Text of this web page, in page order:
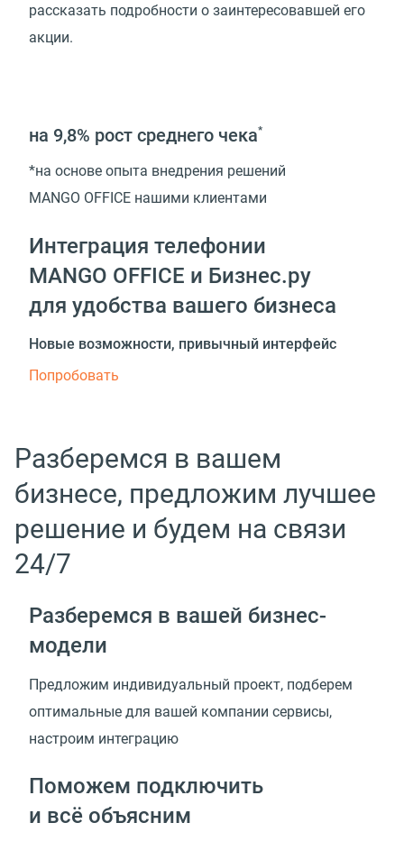
рассказать подробности о заинтересовавшей его
акции.
на 9,8% рост среднего чека*
*на основе опыта внедрения решений
MANGO OFFICE нашими клиентами
Интеграция телефонии
MANGO OFFICE и Бизнес.ру
для удобства вашего бизнеса
Новые возможности, привычный интерфейс
Попробовать
Разберемся в вашем
бизнесе, предложим лучшее
решение и будем на связи
24/7
Разберемся в вашей бизнес-
модели
Предложим индивидуальный проект, подберем
оптимальные для вашей компании сервисы,
настроим интеграцию
Поможем подключить
и всё объясним